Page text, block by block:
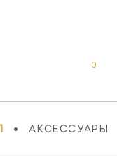
• АКСЕССУАРЫ
0